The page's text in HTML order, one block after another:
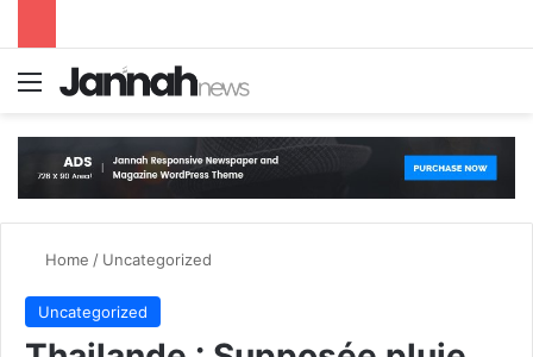
Menu
Home / Uncategorized
Uncategorized